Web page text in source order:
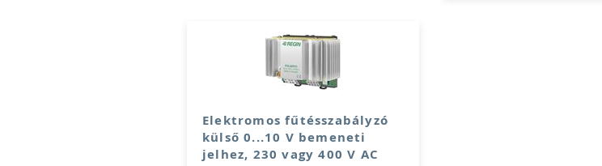
Elektromos fűtésszabályzó
külső 0...10 V bemeneti
jelhez, 230 vagy 400 V AC